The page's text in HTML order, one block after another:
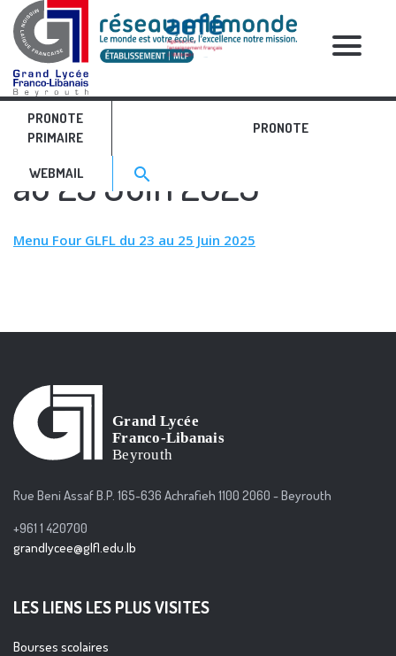
PRONOTE
PRIMAIRE
PRONOTE
WEBMAIL Search for:>
search
RELATIVE POSTS
Menu Four GLFL du 23
au 25 Juin 2025
Menu Four GLFL du 23 au 25 Juin 2025
Rue Beni Assaf B.P. 165-636 Achrafieh 1100 2060 - Beyrouth
+961 1 420700
grandlycee@glfl.edu.lb
LES LIENS LES PLUS VISITES
Bourses scolaires